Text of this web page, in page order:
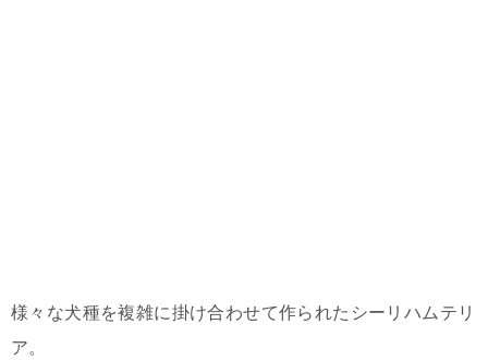
様々な犬種を複雑に掛け合わせて作られたシーリハムテリ
ア。